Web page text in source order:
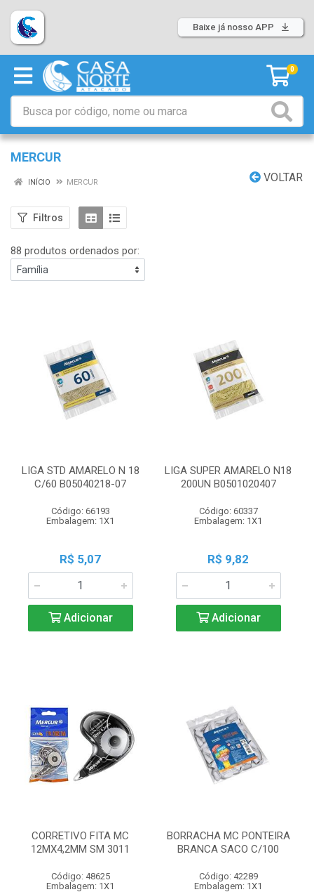
Baixe já nosso APP
0
MERCUR
VOLTAR
INÍCIO MERCUR
Filtros
88 produtos ordenados por:
LIGA STD AMARELO N 18
C/60 B05040218-07
Código: 66193
Embalagem: 1X1
R$ 5,07
Adicionar
LIGA SUPER AMARELO N18
200UN B0501020407
Código: 60337
Embalagem: 1X1
R$ 9,82
Adicionar
CORRETIVO FITA MC
12MX4,2MM SM 3011
Código: 48625
Embalagem: 1X1
BORRACHA MC PONTEIRA
BRANCA SACO C/100
Código: 42289
Embalagem: 1X1